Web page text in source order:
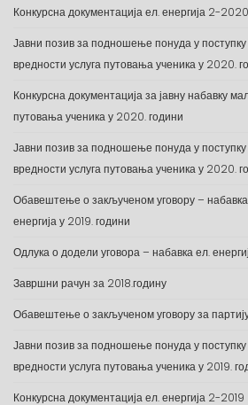
Конкурсна документација ел. енергија 2-2020
Јавни позив за подношење понуда у поступку
вредности услуга путовања ученика у 2020.
Конкурсна документација за јавну набавку
путовања ученика у 2020. години
Јавни позив за подношење понуда у поступку
вредности услуга путовања ученика у 2020.
Обавештење о закљученом уговору –
енергија у 2019. години
Одлука о додели уговора – набавка ел.
Завршни рачун за 2018.годину
Обавештење о закљученом уговору за
Јавни позив за подношење понуда у поступку
вредности услуга путовања ученика у 2019.
Конкурсна документација ел. енергија 2-2019